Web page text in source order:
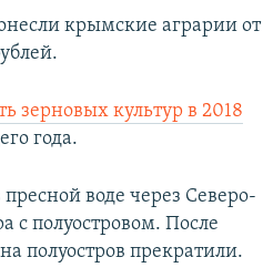
крымские аграрии от
зерновых культур в 2018
года.
воде через Северо-
с полуостровом. После
полуостров прекратили.